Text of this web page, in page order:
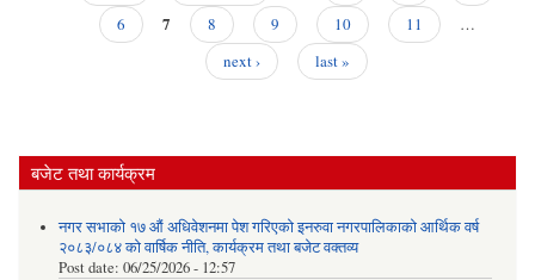
6 7 8 9 10 11
…
next ›
last »
बजेट तथा कार्यक्रम
नगर सभाको १७ औं अधिवेशनमा पेश गरिएको इनरुवा नगरपालिकाको आर्थिक वर्ष
२०८३/०८४ को वार्षिक नीति, कार्यक्रम तथा बजेट वक्तव्य
Post date: 06/25/2026 - 12:57